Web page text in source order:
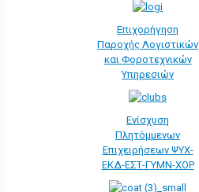
Επιχορήγηση
Παροχής Λογιστικών
και Φοροτεχνικών
Υπηρεσιών
Ενίσχυση
Πλητόμμενων
Επιχειρήσεων ΨΥΧ-
ΕΚΔ-ΕΣΤ-ΓΥΜΝ-ΧΟΡ